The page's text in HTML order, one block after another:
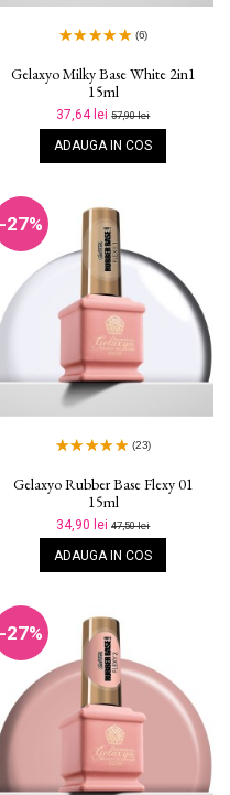
(6)
Gelaxyo Milky Base White 2in1
15ml
37,64 lei57,90 lei
ADAUGA IN COS
-27%
(23)
Gelaxyo Rubber Base Flexy 01
15ml
34,90 lei47,50 lei
ADAUGA IN COS
-27%